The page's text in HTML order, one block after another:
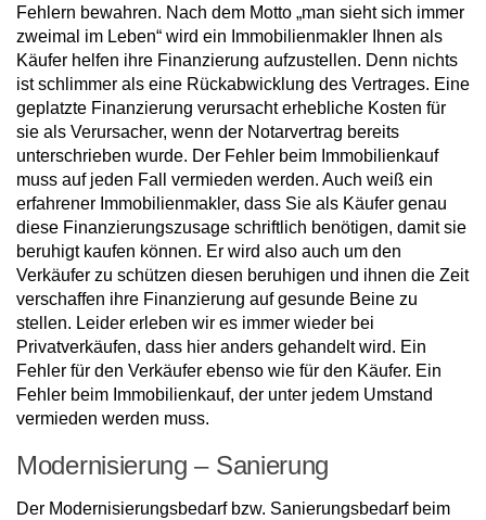
Fehlern bewahren. Nach dem Motto „man sieht sich immer
zweimal im Leben“ wird ein Immobilienmakler Ihnen als
Käufer helfen ihre Finanzierung aufzustellen. Denn nichts
ist schlimmer als eine Rückabwicklung des Vertrages. Eine
geplatzte Finanzierung verursacht erhebliche Kosten für
sie als Verursacher, wenn der Notarvertrag bereits
unterschrieben wurde. Der Fehler beim Immobilienkauf
muss auf jeden Fall vermieden werden. Auch weiß ein
erfahrener Immobilienmakler, dass Sie als Käufer genau
diese Finanzierungszusage schriftlich benötigen, damit sie
beruhigt kaufen können. Er wird also auch um den
Verkäufer zu schützen diesen beruhigen und ihnen die Zeit
verschaffen ihre Finanzierung auf gesunde Beine zu
stellen. Leider erleben wir es immer wieder bei
Privatverkäufen, dass hier anders gehandelt wird. Ein
Fehler für den Verkäufer ebenso wie für den Käufer. Ein
Fehler beim Immobilienkauf, der unter jedem Umstand
vermieden werden muss.
Modernisierung – Sanierung
Der Modernisierungsbedarf bzw. Sanierungsbedarf beim